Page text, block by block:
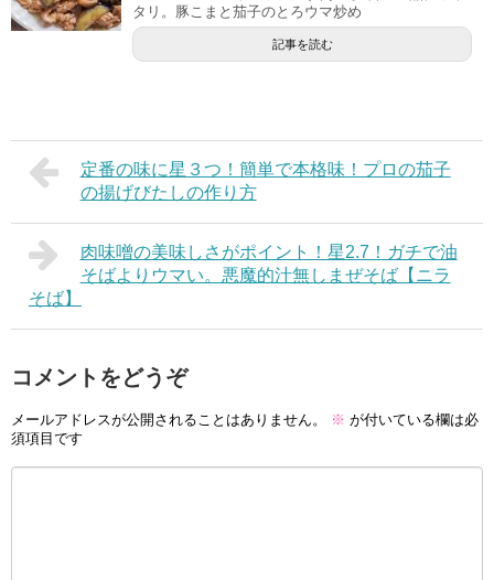
タリ。豚こまと茄子のとろウマ炒め
記事を読む
定番の味に星３つ！簡単で本格味！プロの茄子
の揚げびたしの作り方
肉味噌の美味しさがポイント！星2.7！ガチで油
そばよりウマい。悪魔的汁無しまぜそば【ニラ
そば】
コメントをどうぞ
メールアドレスが公開されることはありません。 ※ が付いている欄は必
須項目です